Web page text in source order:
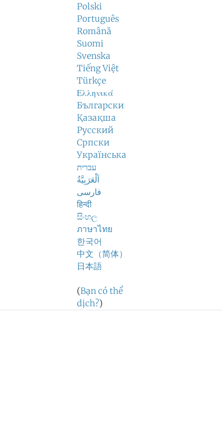
Polski
Português
Română
Suomi
Svenska
Tiếng Việt
Türkçe
Ελληνικά
Български
Қазақша
Русский
Српски
Українська
עברית
اَلْعَرَبِيَّةُ
فارسی
हिन्दी
සිංහල
ภาษาไทย
한국어
中文（简体）
日本語
(Bạn có thể
dịch?)